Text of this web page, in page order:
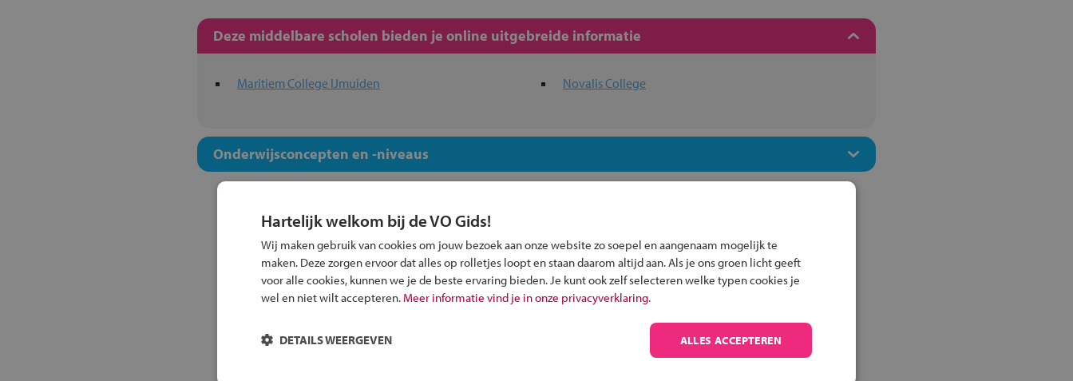
Deze middelbare scholen bieden je online uitgebreide informatie
Maritiem College IJmuiden Novalis College
Onderwijsconcepten en -niveaus
Inschrijven?
Alle informatie om je kind aan te melden bij
Hartelijk welkom bij de VO Gids!
Wij maken gebruik van cookies om jouw bezoek aan onze website zo soepel en aangenaam mogelijk te
maken. Deze zorgen ervoor dat alles op rolletjes loopt en staan daarom altijd aan. Als je ons groen licht geeft
voor alle cookies, kunnen we je de beste ervaring bieden. Je kunt ook zelf selecteren welke typen cookies je
wel en niet wilt accepteren. Meer informatie vind je in onze privacyverklaring.
ALLES ACCEPTEREN
DETAILS WEERGEVEN